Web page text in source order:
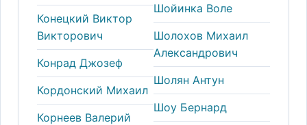
Конецкий Виктор
Викторович
Конрад Джозеф
Кордонский Михаил
Корнеев Валерий
Шойинка Воле
Шолохов Михаил
Александрович
Шолян Антун
Шоу Бернард